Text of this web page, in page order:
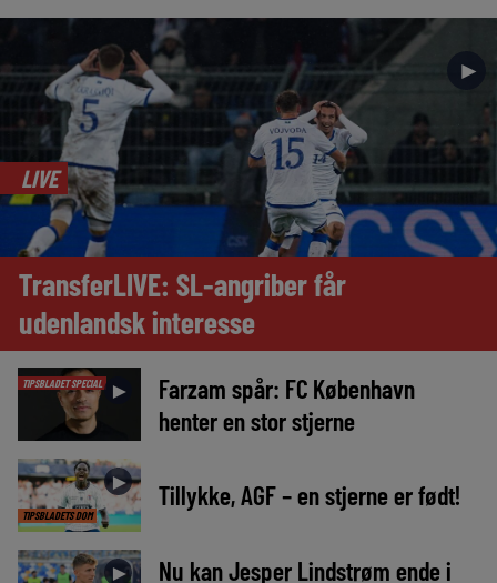
►
LIVE
TransferLIVE: SL-angriber får
udenlandsk interesse
TIPSBLADET SPECIAL ►
Farzam spår: FC København
henter en stor stjerne
TIPSBLADETS DOM
► Tillykke, AGF – en stjerne er født!
►
Nu kan Jesper Lindstrøm ende i